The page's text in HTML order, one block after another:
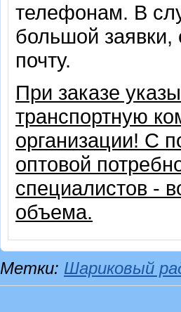
телефонам. В
большой заявки,
почту.
При заказе
транспортную
организации! С
оптовой
специалистов -
объема.
Метки: Шариковый